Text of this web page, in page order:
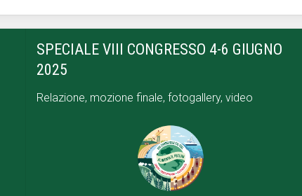
SPECIALE VIII CONGRESSO 4-6 GIUGNO
2025
Relazione, mozione finale, fotogallery, video